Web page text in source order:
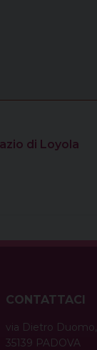
di Loyola
CONTATTACI
via Dietro Duomo,
35139 PADOVA